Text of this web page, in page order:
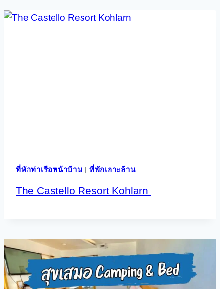
ที่พักท่าเรือหน้าบ้าน| ที่พักเกาะล้าน
The Castello Resort Kohlarn